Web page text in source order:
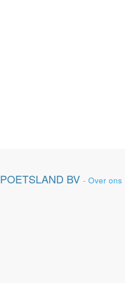
POETSLAND BV - Over ons